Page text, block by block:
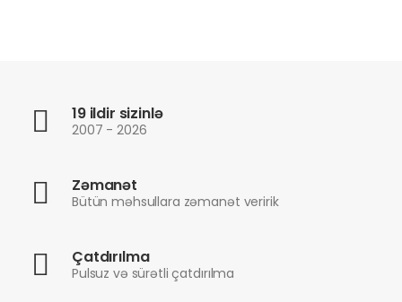
19 ildir sizinlə
2007 - 2026
Zəmanət
Bütün məhsullara zəmanət veririk
Çatdırılma
Pulsuz və sürətli çatdırılma